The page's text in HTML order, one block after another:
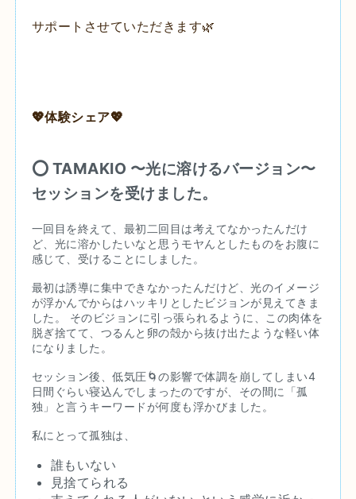
サポートさせていただきます🌿
💖体験シェア💖
⭕️ TAMAKIO 〜光に溶けるバージョン〜
セッションを受けました。
一回目を終えて、最初二回目は考えてなかったんだけ
ど、光に溶かしたいなと思うモヤんとしたものをお腹に
感じて、受けることにしました。
最初は誘導に集中できなかったんだけど、光のイメージ
が浮かんでからはハッキリとしたビジョンが見えてきま
した。 そのビジョンに引っ張られるように、この肉体を
脱ぎ捨てて、つるんと卵の殻から抜け出たような軽い体
になりました。
セッション後、低気圧🌀の影響で体調を崩してしまい4
日間ぐらい寝込んでしまったのですが、その間に「孤
独」と言うキーワードが何度も浮かびました。
私にとって孤独は、
誰もいない
見捨てられる